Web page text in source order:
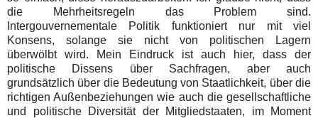
die Mehrheitsregeln das Problem sind.
Intergouvernementale Politik funktioniert nur mit viel
Konsens, solange sie nicht von politischen Lagern
überwölbt wird. Mein Eindruck ist auch hier, dass der
politische Dissens über Sachfragen, aber auch
grundsätzlich über die Bedeutung von Staatlichkeit, über die
richtigen Außenbeziehungen wie auch die gesellschaftliche
und politische Diversität der Mitgliedstaaten, im Moment